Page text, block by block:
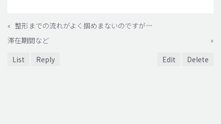
« 整形までの流れがよく掴めまないのですが…
滞在期間など
»
List
Reply Edit Delete